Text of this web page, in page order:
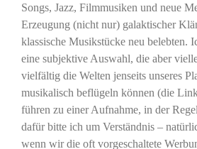
Songs, Jazz, Filmmusiken und neue
Erzeugung (nicht nur) galaktischer
klassische Musikstücke neu belebten.
eine subjektive Auswahl, die aber
vielfältig die Welten jenseits unseres
musikalisch beflügeln können (die
führen zu einer Aufnahme, in der
dafür bitte ich um Verständnis –
wenn wir die oft vorgeschaltete